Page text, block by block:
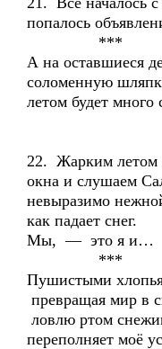
попалось
***
А на оставшиеся
соломенную
летом будет много
22. Жарким летом
окна и слушаем
невыразимо
как падает снег.
Мы, — это я и…
***
Пушистыми
превращая мир в
ловлю ртом
переполняет моё